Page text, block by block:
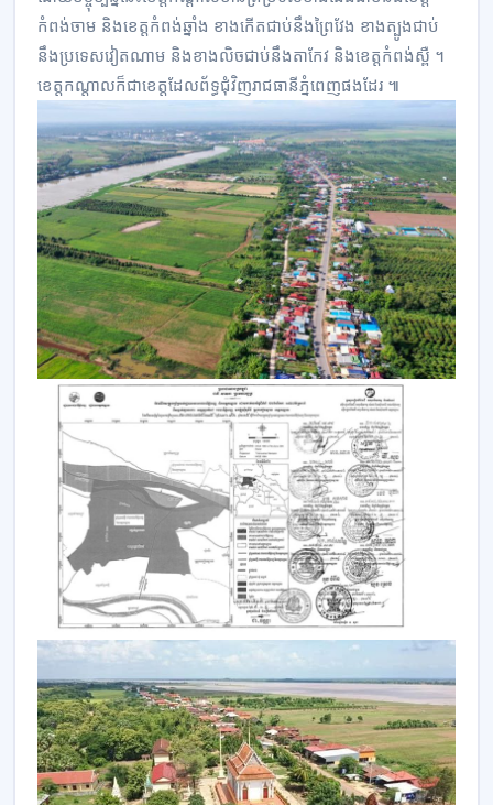
កំពង់ចាម និង​ខេត្តកំពង់ឆ្នាំង ខាងកើត​ជាប់នឹង​ព្រៃវែង​ ខាងត្បូង​ជាប់​
នឹង​ប្រទេស​វៀតណាម និង​ខាង​លិចជាប់​នឹងតាកែវ និង​ខេត្តកំពង់ស្ពឺ ។
ខេត្តកណ្ដាល​ក៏ជាខេត្ត​ដែលព័ទ្ធជុំ​វិញ​រាជធានីភ្នំពេញ​ផងដែរ ៕